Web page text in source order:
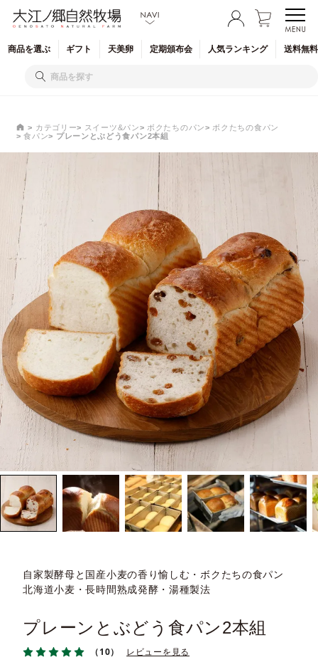
商品を選ぶ ギフト 天美卵 定期頒布会 人気ランキング 送料無
カテゴリー スイーツ&パン ボクたちのパン
ボクたちの食パン
食パン
プレーンとぶどう食パン2本組
自家製酵母と国産小麦の香り愉しむ・ボクたちの食パン
北海道小麦・長時間熟成発酵・湯種製法
プレーンとぶどう食パン2本組
（10） レビューを見る